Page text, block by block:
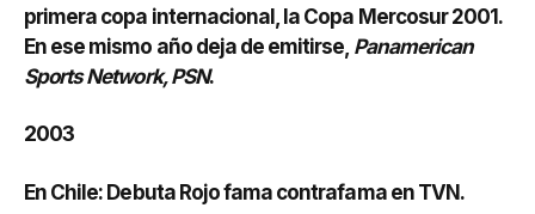
primera copa internacional, la Copa Mercosur 2001.
En ese mismo año deja de emitirse, Panamerican
Sports Network, PSN.
2003
En Chile: Debuta Rojo fama contrafama en TVN.